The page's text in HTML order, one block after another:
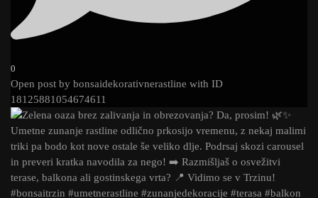
0
Open post by bonsaidekorativnerastline with ID
18125881054674611